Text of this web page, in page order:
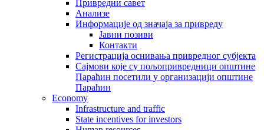
Привредни савет
Aнализе
Информације од значаја за привреду
Јавни позиви
Контакти
Регистрација оснивања привредног субјекта
Сајмови које су пољопривредници општине
Параћин посетили у организацији општине
Параћин
Economy
Infrastructure and traffic
State incentives for investors